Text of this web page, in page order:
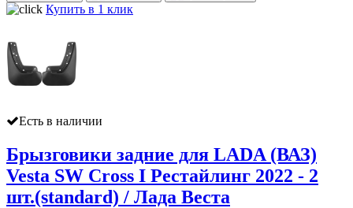
Купить в 1 клик
Есть в наличии
Брызговики задние для LADA (ВАЗ)
Vesta SW Cross I Рестайлинг 2022 - 2
шт.(standard) / Лада Веста